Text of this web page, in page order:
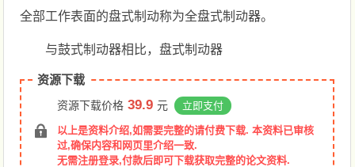
全部工作表面的盘式制动称为全盘式制动器。
与鼓式制动器相比，盘式制动器
资源下载
资源下载价格 39.9 元 立即支付
以上是资料介绍,如需要完整的请付费下载. 本资料已审核
过,确保内容和网页里介绍一致.
无需注册登录,付款后即可下载获取完整的论文资料.